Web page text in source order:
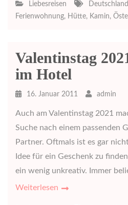
Liebesreisen Deutschland
Ferienwohnung, Hütte, Kamin,
Valentinstag
im Hotel
16. Januar 2011 admin
Auch am Valentinstag 2021
Suche nach einem passenden
Partner. Oftmals ist es gar
Idee für ein Geschenk zu
ein wenig unkreativ. Immer
Weiterlesen